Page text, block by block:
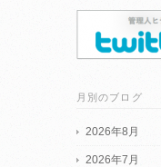
月別のブログ
2026年8月
2026年7月